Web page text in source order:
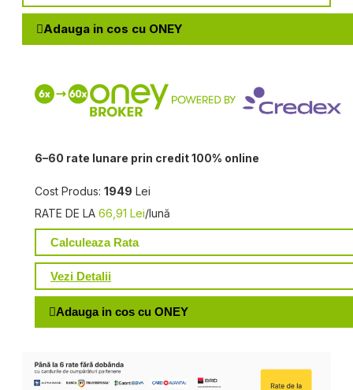
Adauga in cos cu ONEY
6–60 rate lunare prin credit 100% online
Cost Produs: 1949 Lei
RATE DE LA 66,91 Lei/lună
Calculeaza Rata
Vezi Detalii
Adauga in cos cu ONEY